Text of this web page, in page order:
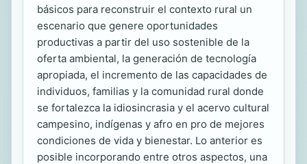
básicos para reconstruir el contexto rural un
escenario que genere oportunidades
productivas a partir del uso sostenible de la
oferta ambiental, la generación de tecnología
apropiada, el incremento de las capacidades de
individuos, familias y la comunidad rural donde
se fortalezca la idiosincrasia y el acervo cultural
campesino, indígenas y afro en pro de mejores
condiciones de vida y bienestar. Lo anterior es
posible incorporando entre otros aspectos, una